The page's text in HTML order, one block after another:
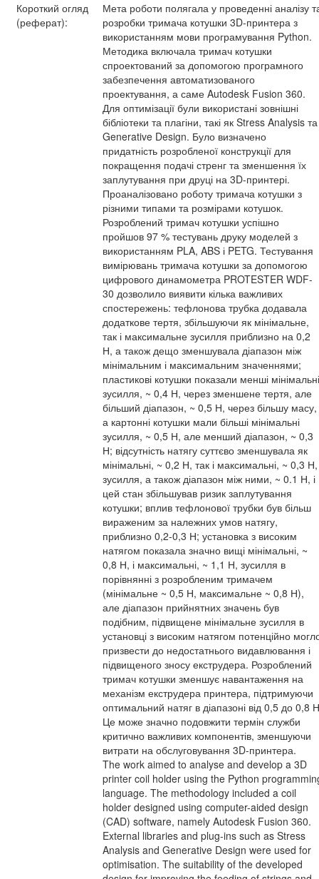
Короткий огляд
(реферат):
Мета роботи полягала у проведенні аналізу
розробки тримача котушки 3D-принтера з
використанням мови програмування Python.
Методика включала тримач котушки
спроектований за допомогою програмного
забезпечення автоматизованого
проектування, а саме Autodesk Fusion 360.
Для оптимізації були використані зовнішні
бібліотеки та плагіни, такі як Stress Analysis та
Generative Design. Було визначено
придатність розробленої конструкції для
покращення подачі стренг та зменшення їх
заплутування при друці на 3D-принтері.
Проаналізовано роботу тримача котушки з
різними типами та розмірами котушок.
Розроблений тримач котушки успішно
пройшов 97 % тестувань друку моделей з
використанням PLA, ABS і PETG. Тестування
вимірювань тримача котушки за допомогою
цифрового динамометра PROTESTER WDF-
30 дозволило виявити кілька важливих
спостережень: тефлонова трубка додавала
додаткове тертя, збільшуючи як мінімальне,
так і максимальне зусилля приблизно на 0,2
Н, а також дещо зменшувала діапазон між
мінімальним і максимальним значеннями;
пластикові котушки показали менші мінімальні
зусилля, ~ 0,4 Н, через зменшене тертя, але
більший діапазон, ~ 0,5 Н, через більшу масу,
а картонні котушки мали більші мінімальні
зусилля, ~ 0,5 Н, але менший діапазон, ~ 0,3
Н; відсутність натягу суттєво зменшувала як
мінімальні, ~ 0,2 Н, так і максимальні, ~ 0,3 Н,
зусилля, а також діапазон між ними, ~ 0.1 Н, і
цей стан збільшував ризик заплутування
котушки; вплив тефлонової трубки був більш
вираженим за належних умов натягу,
приблизно 0,2-0,3 Н; установка з високим
натягом показала значно вищі мінімальні, ~
0,8 Н, і максимальні, ~ 1,1 Н, зусилля в
порівнянні з розробленим тримачем
(мінімальне ~ 0,5 Н, максимальне ~ 0,8 Н),
але діапазон прийнятних значень був
подібним, підвищене мінімальне зусилля в
установці з високим натягом потенційно
призвести до недостатнього видавлювання і
підвищеного зносу екструдера. Розроблений
тримач котушки зменшує навантаження на
механізм екструдера принтера, підтримуючи
оптимальний натяг в діапазоні від 0,5 до 0,8
Це може значно подовжити термін служби
критично важливих компонентів, зменшуючи
витрати на обслуговування 3D-принтера.
The work aimed to analyse and develop a 3D
printer coil holder using the Python
language. The methodology included a coil
holder designed using computer-aided design
(CAD) software, namely Autodesk Fusion 360.
External libraries and plug-ins such as Stress
Analysis and Generative Design were used for
optimisation. The suitability of the developed